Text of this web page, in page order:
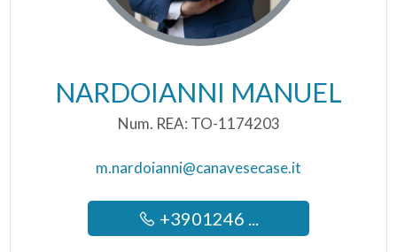
NARDOIANNI MANUEL
Num. REA: TO-1174203
m.nardoianni@canavesecase.it
+3901246 ...